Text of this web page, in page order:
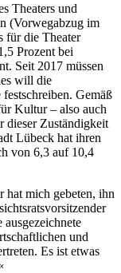
Theaters und
(Vorwegabzug im
für die Theater
Prozent bei
Seit 2017 müssen
will die
Gemäß
Kultur – also auch
dieser Zuständigkeit
Lübeck hat ihren
von 6,3 auf 10,4
hat mich gebeten, ihn
und
Es ist etwas